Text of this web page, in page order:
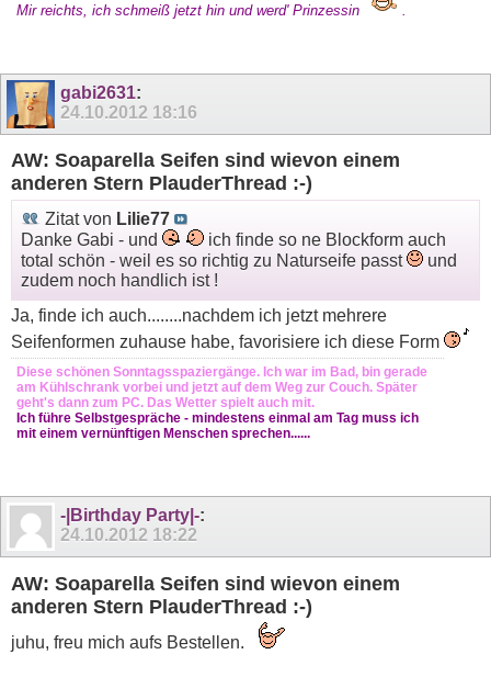
Mir reichts, ich schmeiß jetzt hin und werd' Prinzessin
gabi2631:
24.10.2012 18:16
AW: Soaparella Seifen sind wievon einem
anderen Stern PlauderThread :-)
Zitat von Lilie77
Danke Gabi - und
ich finde so ne Blockform auch
total schön - weil es so richtig zu Naturseife passt
und
zudem noch handlich ist !
Ja, finde ich auch........nachdem ich jetzt mehrere
Seifenformen zuhause habe, favorisiere ich diese Form
Diese schönen Sonntagsspaziergänge. Ich war im Bad, bin gerade
am Kühlschrank vorbei und jetzt auf dem Weg zur Couch. Später
geht's dann zum PC. Das Wetter spielt auch mit.
Ich führe Selbstgespräche - mindestens einmal am Tag muss ich
mit einem vernünftigen Menschen sprechen......
-|Birthday Party|-:
24.10.2012 18:22
AW: Soaparella Seifen sind wievon einem
anderen Stern PlauderThread :-)
juhu, freu mich aufs Bestellen.